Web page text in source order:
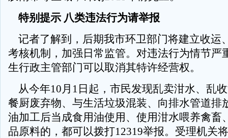
特别提示 八类违法行为请举报
记者了解到，后期我市环卫部门将建立收运
考核机制，加强日常监管。对违法行为情节严
生行政主管部门可以取消其特许经营权。
从今年10月1日起，市民发现乱卖泔水、乱
餐厨废弃物、与生活垃圾混装、向排水管道排
油加工后当成食用油使用、使用泔水喂养禽畜
品原料的，都可以拨打12319举报。受理机关